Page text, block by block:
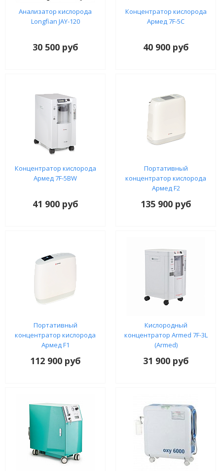
Анализатор кислорода
Longfian JAY-120
30 500 руб
Концентратор кислорода
Армед 7F-5C
40 900 руб
Концентратор кислорода
Армед 7F-5BW
41 900 руб
Портативный
концентратор кислорода
Армед F2
135 900 руб
Портативный
концентратор кислорода
Армед F1
112 900 руб
Кислородный
концентратор Armed 7F-3L
(Armed)
31 900 руб